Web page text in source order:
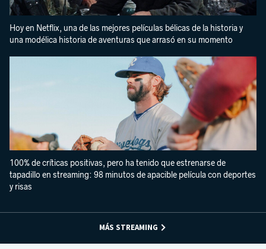
Hoy en Netflix, una de las mejores películas bélicas de la historia y
una modélica historia de aventuras que arrasó en su momento
100% de críticas positivas, pero ha tenido que estrenarse de
tapadillo en streaming: 98 minutos de apacible película con deportes
y risas
MÁS STREAMING